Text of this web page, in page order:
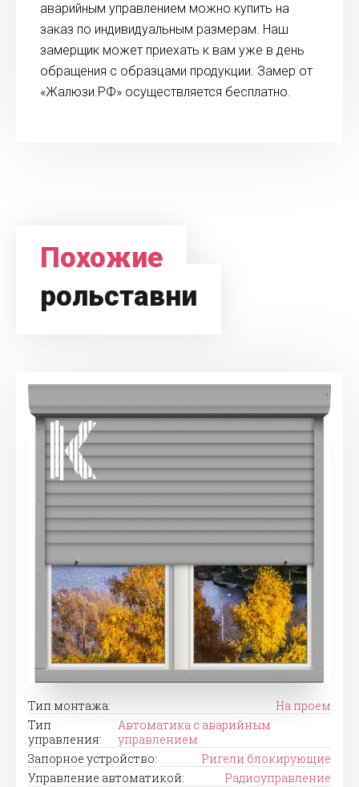
аварийным управлением можно купить на
заказ по индивидуальным размерам. Наш
замерщик может приехать к вам уже в день
обращения с образцами продукции. Замер от
«Жалюзи.РФ» осуществляется бесплатно.
Похожие
рольставни
Тип монтажа:
На проем
Тип
управления:
Автоматика с аварийным
управлением
Запорное устройство:
Ригели блокирующие
Управление автоматикой:
Радиоуправление